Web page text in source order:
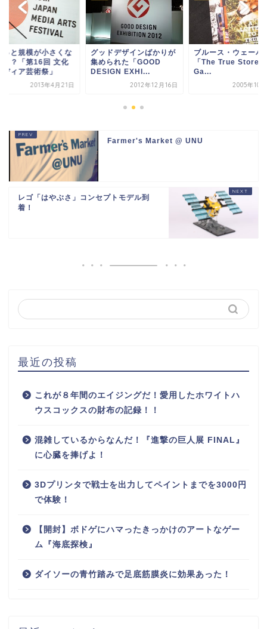
っと規模が小さくな
？？「第16回 文化
ディア芸術祭」
2013年4月21日
グッドデザインばかりが
集められた「GOOD
DESIGN EXHI...
2012年12月16日
ブルース・ウェーバ
「The True Store
Ga...
2005年10
Farmer's Market @ UNU
レゴ「はやぶさ」コンセプトモデル到
着！
最近の投稿
これが８年間のエイジングだ！愛用したホワイトハ
ウスコックスの財布の記録！！
混雑しているからなんだ！『進撃の巨人展 FINAL』
に心臓を捧げよ！
3Dプリンタで戦士を出力してペイントまでを3000円
で体験！
【開封】ボドゲにハマったきっかけのアートなゲー
ム『海底探検』
ダイソーの青竹踏みで足底筋膜炎に効果あった！